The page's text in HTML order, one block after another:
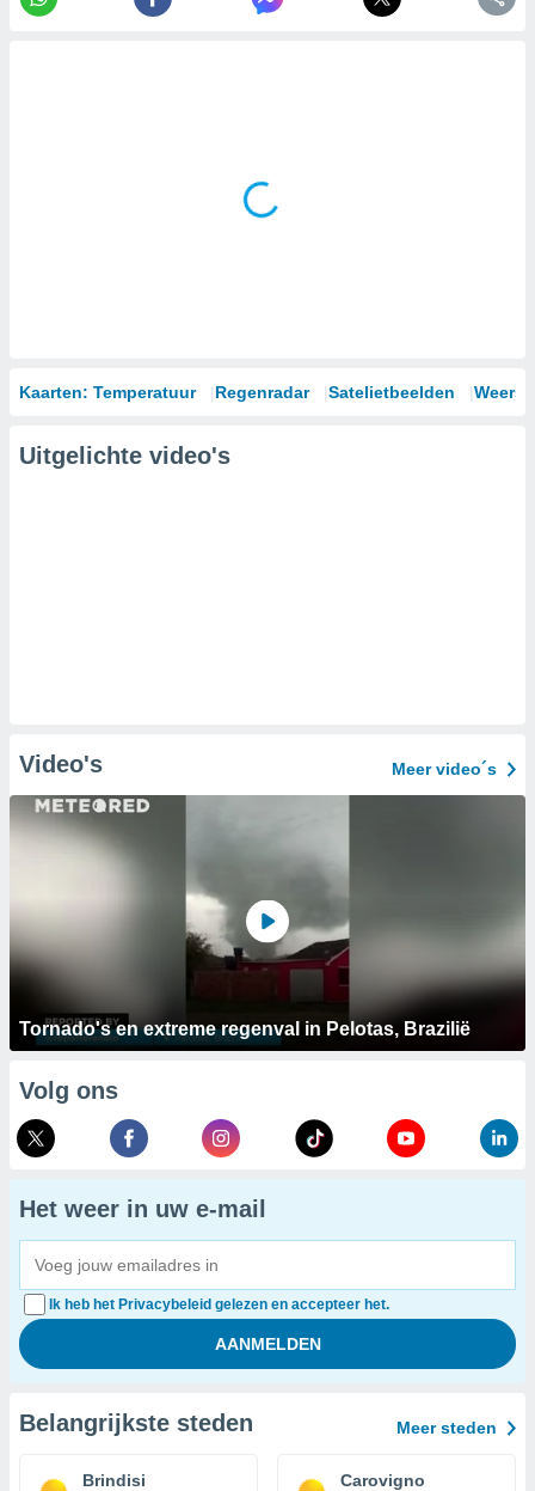
Kaarten: Temperatuur Regenradar Satelietbeelden
Uitgelichte video's
Video's Meer video´s
Tornado's en extreme regenval in Pelotas, Brazilië
Volg ons
Het weer in uw e-mail
Ik heb het Privacybeleid gelezen en accepteer het.
Belangrijkste steden Meer steden
Brindisi Carovigno